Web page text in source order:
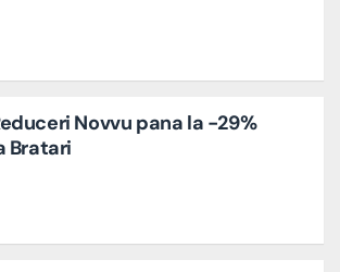
Novvu pana la -29%
Bratari